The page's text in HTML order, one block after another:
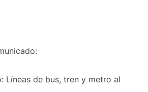
Líneas de bus, tren y metro al